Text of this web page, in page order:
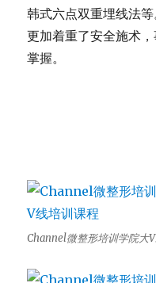
韩式六点双重埋线法
更加着重了安全施术
掌握。
Channel微整形培训学院大